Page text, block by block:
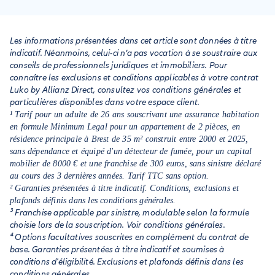
des travaux.
Les informations présentées dans cet article sont données à titre
indicatif. Néanmoins, celui-ci n’a pas vocation à se soustraire aux
conseils de professionnels juridiques et immobiliers. Pour
connaître les exclusions et conditions applicables à votre contrat
Luko by Allianz Direct, consultez vos conditions générales et
particulières disponibles dans votre espace client.
¹ Tarif pour un adulte de 26 ans souscrivant une assurance habitation
en formule Minimum Legal pour un appartement de 2 pièces, en
résidence principale à Brest de 35 m² construit entre 2000 et 2025,
sans dépendance et équipé d'un détecteur de fumée, pour un capital
mobilier de 8000 € et une franchise de 300 euros, sans sinistre déclaré
au cours des 3 dernières années. Tarif TTC sans option.
² Garanties présentées à titre indicatif. Conditions, exclusions et
plafonds définis dans les conditions générales.
³ Franchise applicable par sinistre, modulable selon la formule
choisie lors de la souscription. Voir conditions générales.
⁴ Options facultatives souscrites en complément du contrat de
base. Garanties présentées à titre indicatif et soumises à
conditions d'éligibilité. Exclusions et plafonds définis dans les